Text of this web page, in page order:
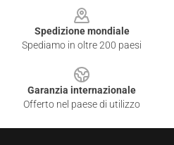
Spedizione mondiale
Spediamo in oltre 200 paesi
Garanzia internazionale
Offerto nel paese di utilizzo